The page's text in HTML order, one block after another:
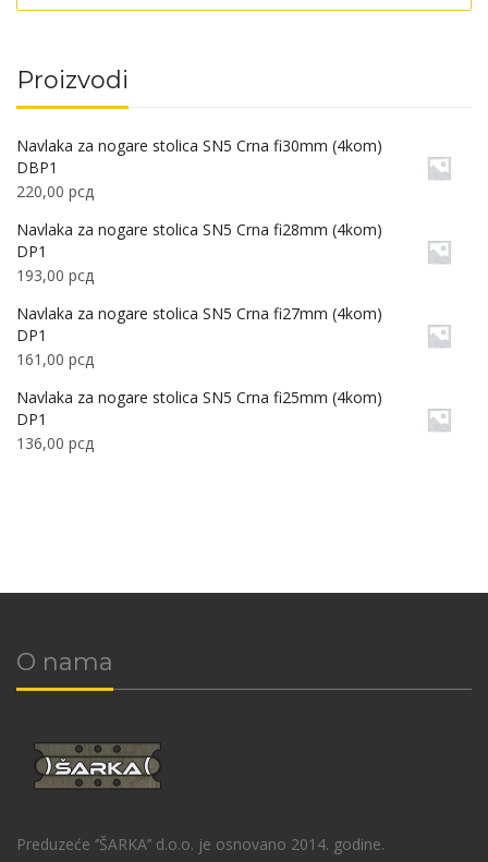
Proizvodi
Navlaka za nogare stolica SN5 Crna fi30mm (4kom)
DBP1
220,00 рсд
Navlaka za nogare stolica SN5 Crna fi28mm (4kom)
DP1
193,00 рсд
Navlaka za nogare stolica SN5 Crna fi27mm (4kom)
DP1
161,00 рсд
Navlaka za nogare stolica SN5 Crna fi25mm (4kom)
DP1
136,00 рсд
O nama
Preduzeće ‘’ŠARKA’’ d.o.o. je osnovano 2014. godine.